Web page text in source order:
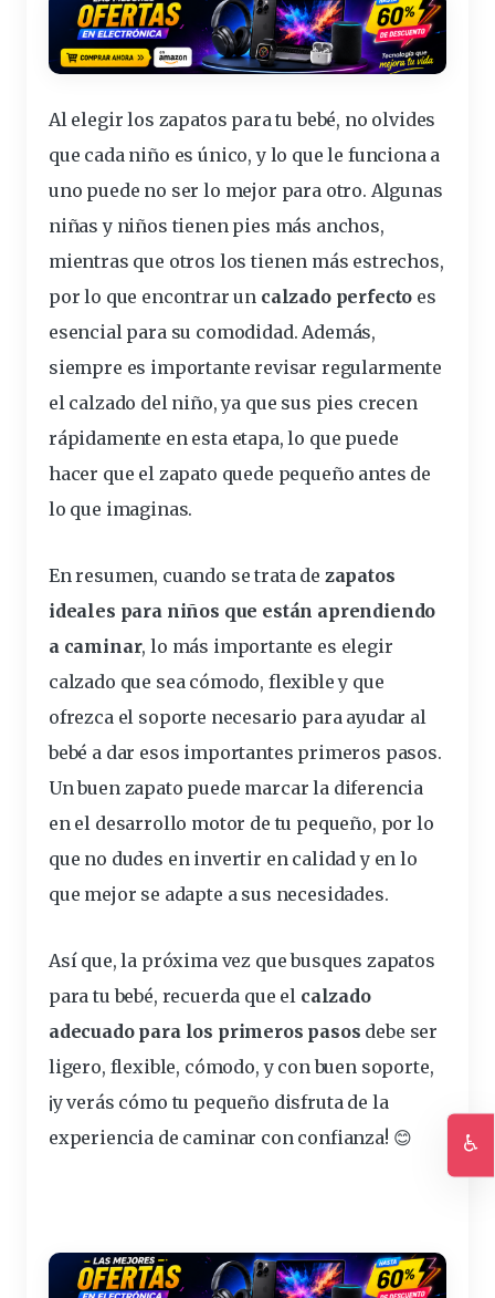
Al elegir los zapatos para tu bebé, no olvides
que cada niño es único, y lo que le funciona a
uno puede no ser lo mejor para otro. Algunas
niñas y niños tienen pies más anchos,
mientras que otros los tienen más estrechos,
por lo que encontrar un calzado perfecto es
esencial para su comodidad. Además,
siempre es importante revisar regularmente
el calzado del niño, ya que sus pies crecen
rápidamente en esta etapa, lo que puede
hacer que el zapato quede pequeño antes de
lo que imaginas.
En resumen, cuando se trata de zapatos
ideales para niños que están aprendiendo
a caminar, lo más importante es elegir
calzado que sea cómodo, flexible y que
ofrezca el soporte necesario para ayudar al
bebé a dar esos importantes primeros pasos.
Un buen zapato puede marcar la diferencia
en el desarrollo motor de tu pequeño, por lo
que no dudes en invertir en calidad y en lo
que mejor se adapte a sus necesidades.
Así que, la próxima vez que busques zapatos
para tu bebé, recuerda que el calzado
adecuado para los primeros pasos debe ser
ligero, flexible, cómodo, y con buen soporte,
¡y verás cómo tu pequeño disfruta de la
experiencia de caminar con confianza! 😊
♿